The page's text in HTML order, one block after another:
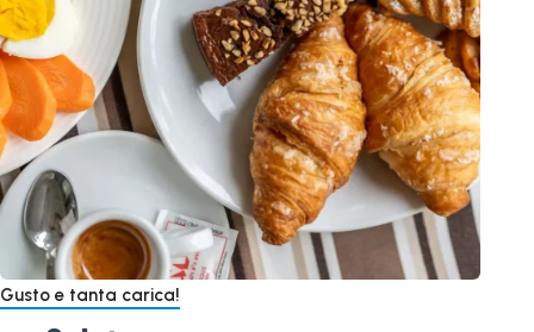
Gusto e tanta carica!